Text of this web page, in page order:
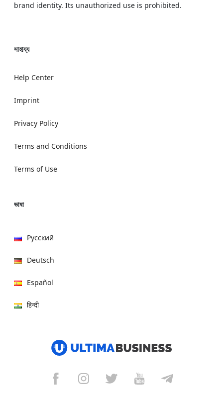
brand identity. Its unauthorized use is prohibited.
সাহায্য
Help Center
Imprint
Privacy Policy
Terms and Conditions
Terms of Use
ভাষা
Русский
Deutsch
Español
हिन्दी